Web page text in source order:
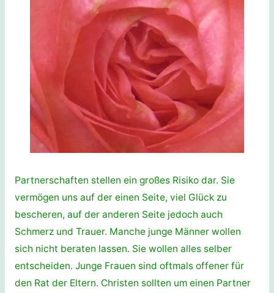
Partnerschaften stellen ein großes Risiko dar. Sie
vermögen uns auf der einen Seite, viel Glück zu
bescheren, auf der anderen Seite jedoch auch
Schmerz und Trauer. Manche junge Männer wollen
sich nicht beraten lassen. Sie wollen alles selber
entscheiden. Junge Frauen sind oftmals offener für
den Rat der Eltern. Christen sollten um einen Partner